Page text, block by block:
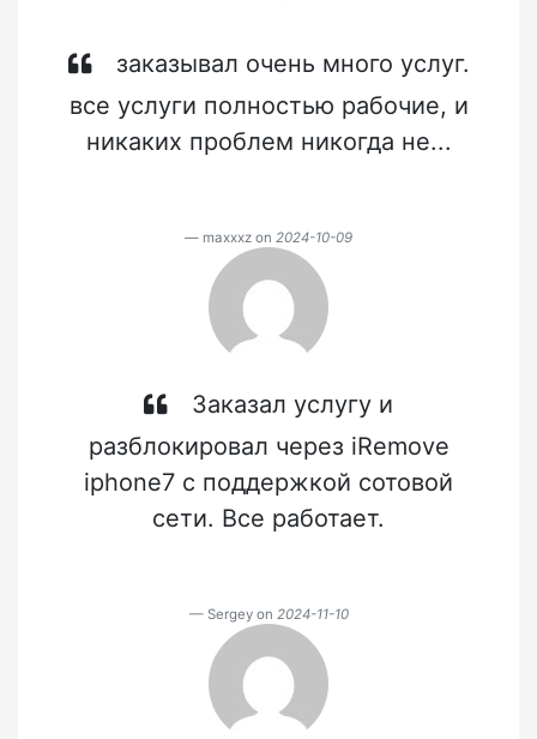
заказывал очень много услуг.
все услуги полностью рабочие, и
никаких проблем никогда не...
maxxxz on 2024-10-09
Заказал услугу и
разблокировал через iRemove
iphone7 с поддержкой сотовой
сети. Все работает.
Sergey on 2024-11-10